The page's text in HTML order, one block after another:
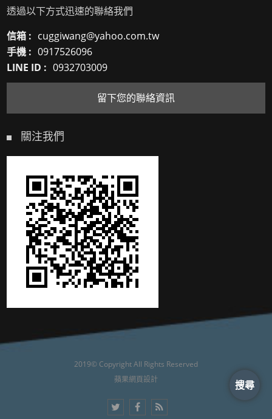
搜尋
透過以下方式迅速的聯絡我們
信箱 : cuggiwang@yahoo.com.tw
手機 : 0917526096
LINE ID : 0932703009
留下您的聯絡資訊
關注我們
2019© Copyright All Rights Reserved
蘋果網頁設計